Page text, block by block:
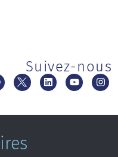
Suivez-nous